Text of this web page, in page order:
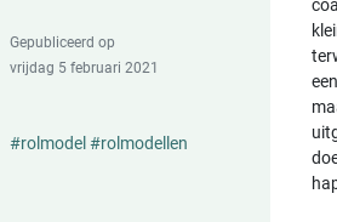
Gepubliceerd op
vrijdag 5 februari 2021
#rolmodel #rolmodellen